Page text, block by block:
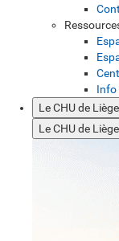
Info
Le CHU de Liège
Le CHU de Liège